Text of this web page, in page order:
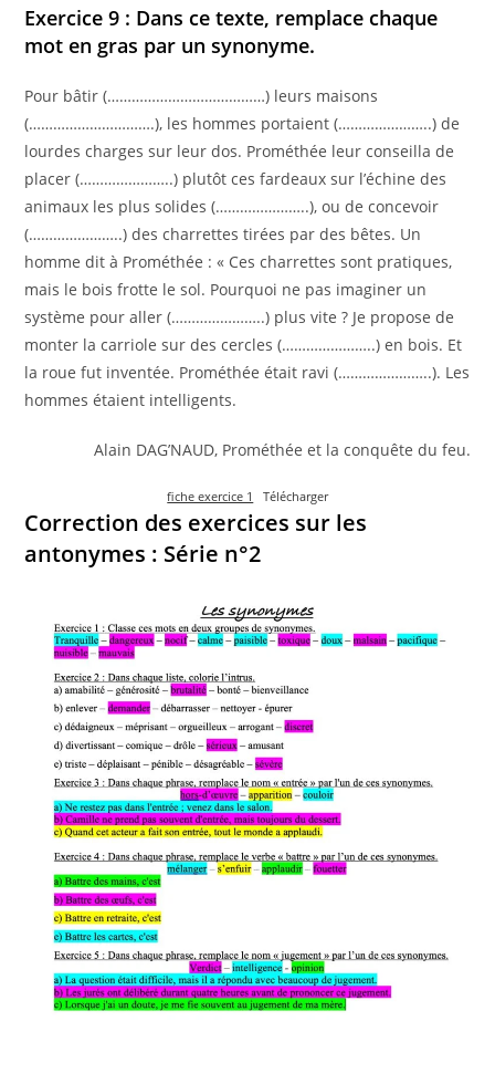
Exercice 9 : Dans ce texte, remplace chaque
mot en gras par un synonyme.
Pour bâtir (…………………………………) leurs maisons
(………………………….), les hommes portaient (…………………..) de
lourdes charges sur leur dos. Prométhée leur conseilla de
placer (…………………..) plutôt ces fardeaux sur l’échine des
animaux les plus solides (…………………..), ou de concevoir
(…………………..) des charrettes tirées par des bêtes. Un
homme dit à Prométhée : « Ces charrettes sont pratiques,
mais le bois frotte le sol. Pourquoi ne pas imaginer un
système pour aller (…………………..) plus vite ? Je propose de
monter la carriole sur des cercles (…………………..) en bois. Et
la roue fut inventée. Prométhée était ravi (…………………..). Les
hommes étaient intelligents.
Alain DAG’NAUD, Prométhée et la conquête du feu.
fiche exercice 1 Télécharger
Correction des exercices sur les
antonymes : Série n°2